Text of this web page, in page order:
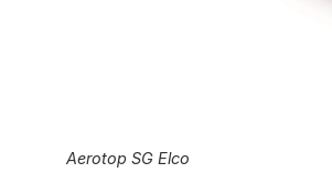
Aerotop SG Elco